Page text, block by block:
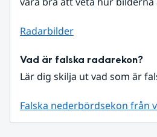
Radarbilder
Vad är falska radarekon?
Lär dig skilja ut vad som är
Falska nederbördsekon från